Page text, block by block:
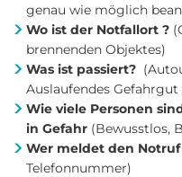
genau wie möglich
Wo ist der Notfallort ?
brennenden Objektes)
Was ist passiert?
Auslaufendes Gefahrgut
Wie viele Personen
in Gefahr (Bewusstlos,
Wer meldet den Notruf
Telefonnummer)